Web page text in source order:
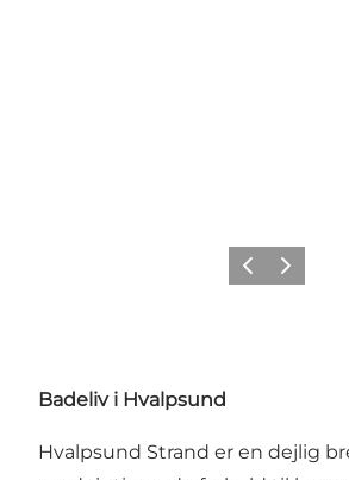
Forrige billede
Næste
Badeliv i Hvalpsund
Hvalpsund Strand er en dejlig